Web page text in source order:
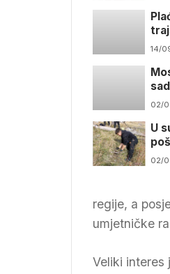
u
14/
02/
U
02/
regije, a
umjetničke
Veliki interes